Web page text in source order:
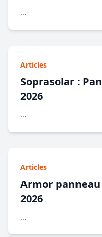
...
Articles
Soprasolar :
2026
...
Articles
Armor
2026
...